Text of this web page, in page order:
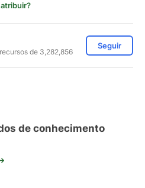
de 3,282,856
Seguir
de conhecimento